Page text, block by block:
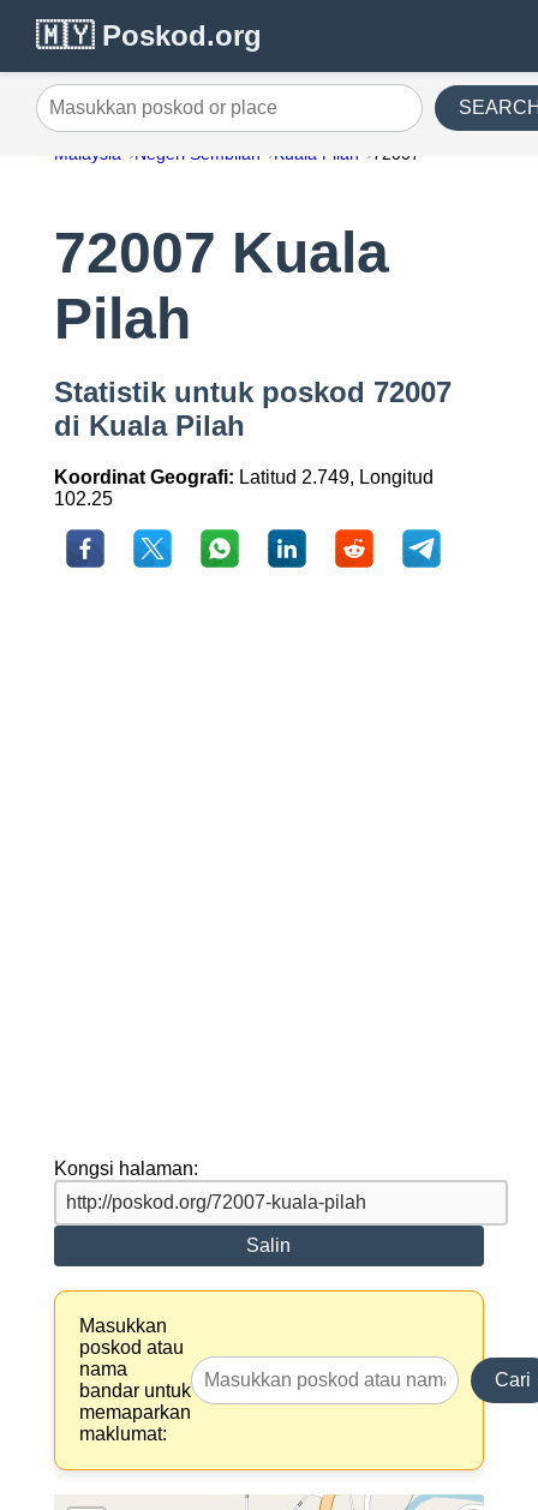
🇲🇾 Poskod.org
Masukkan poskod or place
Malaysia Negeri Sembilan Kuala Pilah 72007
72007 Kuala
Pilah
Statistik untuk poskod 72007
di Kuala Pilah
Koordinat Geografi: Latitud 2.749, Longitud
102.25
Kongsi halaman:
Salin
Masukkan
poskod atau
nama
bandar untuk
memaparkan
maklumat:
Cari